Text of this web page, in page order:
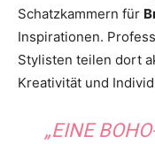
Schatzkammern für
Inspirationen.
Stylisten teilen dort
Kreativität und
„EINE